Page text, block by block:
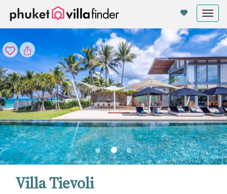
Villa Tievoli
Panel de gestión de cookies